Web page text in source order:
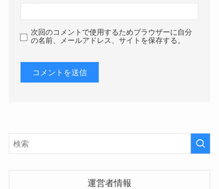
次回のコメントで使用するためブラウザーに自分
の名前、メールアドレス、サイトを保存する。
運営者情報